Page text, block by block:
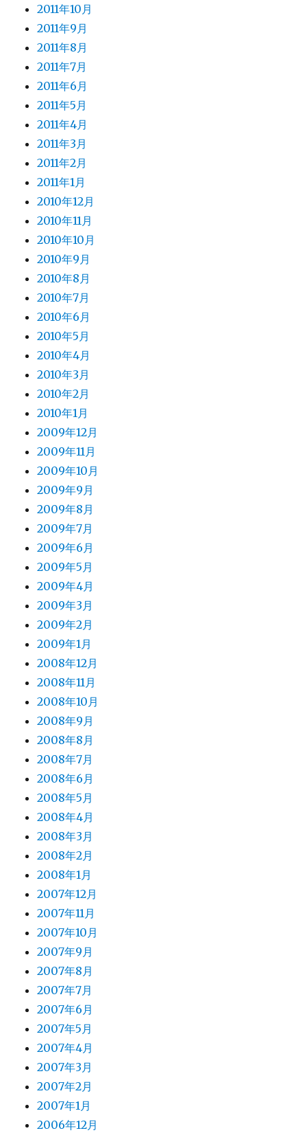
2011年10月
2011年9月
2011年8月
2011年7月
2011年6月
2011年5月
2011年4月
2011年3月
2011年2月
2011年1月
2010年12月
2010年11月
2010年10月
2010年9月
2010年8月
2010年7月
2010年6月
2010年5月
2010年4月
2010年3月
2010年2月
2010年1月
2009年12月
2009年11月
2009年10月
2009年9月
2009年8月
2009年7月
2009年6月
2009年5月
2009年4月
2009年3月
2009年2月
2009年1月
2008年12月
2008年11月
2008年10月
2008年9月
2008年8月
2008年7月
2008年6月
2008年5月
2008年4月
2008年3月
2008年2月
2008年1月
2007年12月
2007年11月
2007年10月
2007年9月
2007年8月
2007年7月
2007年6月
2007年5月
2007年4月
2007年3月
2007年2月
2007年1月
2006年12月